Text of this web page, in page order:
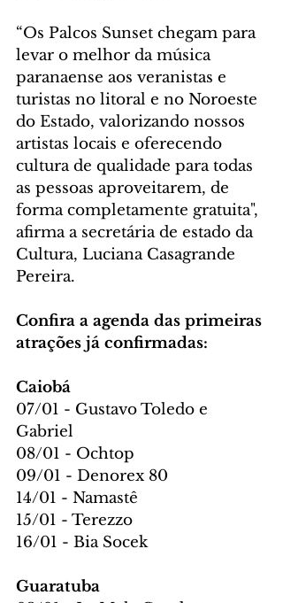
“Os Palcos Sunset chegam para
levar o melhor da música
paranaense aos veranistas e
turistas no litoral e no Noroeste
do Estado, valorizando nossos
artistas locais e oferecendo
cultura de qualidade para todas
as pessoas aproveitarem, de
forma completamente gratuita",
afirma a secretária de estado da
Cultura, Luciana Casagrande
Pereira.
Confira a agenda das primeiras
atrações já confirmadas:
Caiobá
07/01 - Gustavo Toledo e
Gabriel
08/01 - Ochtop
09/01 - Denorex 80
14/01 - Namastê
15/01 - Terezzo
16/01 - Bia Socek
Guaratuba